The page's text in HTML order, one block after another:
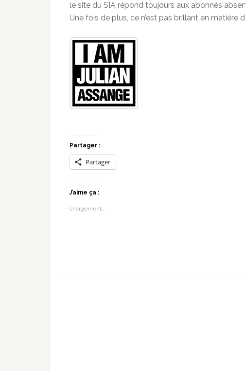
le site du SIA répond toujours aux abonnés
Une fois de plus, ce n’est pas brillant en matière
Partager :
Partager
J’aime ça :
chargement…